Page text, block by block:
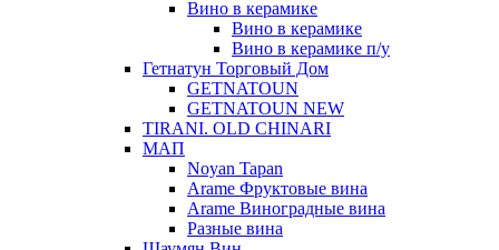
Вино в керамике
Вино в керамике
Вино в керамике п/у
Гетнатун Торговый Дом
GETNATOUN
GETNATOUN NEW
TIRANI. OLD CHINARI
МАП
Noyan Tapan
Arame Фруктовые вина
Arame Виноградные вина
Разные вина